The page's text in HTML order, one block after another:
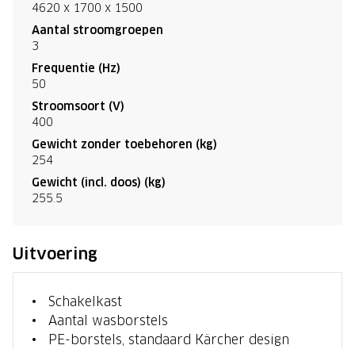
4620 x 1700 x 1500
Aantal stroomgroepen
3
Frequentie (Hz)
50
Stroomsoort (V)
400
Gewicht zonder toebehoren (kg)
254
Gewicht (incl. doos) (kg)
255.5
Uitvoering
Schakelkast
Aantal wasborstels
PE-borstels, standaard Kärcher design